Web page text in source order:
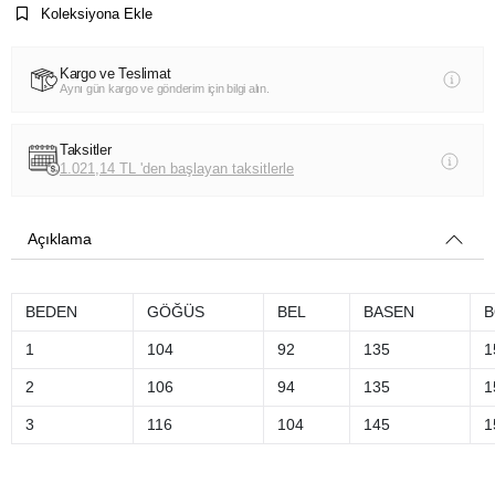
Koleksiyona Ekle
Kargo ve Teslimat
Aynı gün kargo ve gönderim için bilgi alın.
Taksitler
1.021,14 TL 'den başlayan taksitlerle
Açıklama
BEDEN GÖĞÜS BEL BASEN
1 104 92 135
2 106 94 135
3 116 104 145